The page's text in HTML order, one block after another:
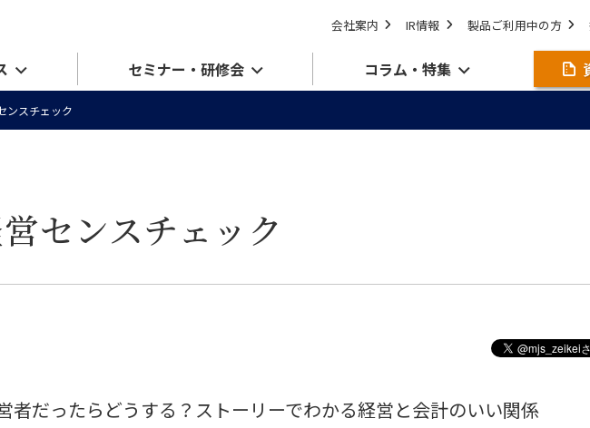
会社案内 IR情報 製品ご利用中の方
セミナー・研修会 コラム・特集
ンスチェック
センスチェック
者だったらどうする？ストーリーでわかる経営と会計のいい関係